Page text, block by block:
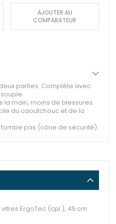
AJOUTER AU
COMPARATEUR
parties. Complète avec
la main, moins de blessures.
du caoutchouc et de la
tombe pas (cône de sécurité).
vitres ErgoTec (cpl.), 45 cm